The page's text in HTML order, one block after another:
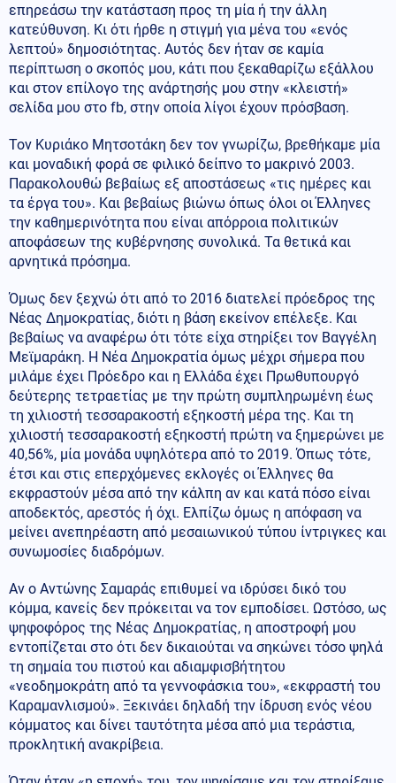
επηρεάσω την κατάσταση προς τη μία ή την άλλη
κατεύθυνση. Κι ότι ήρθε η στιγμή για μένα του «ενός
λεπτού» δημοσιότητας. Αυτός δεν ήταν σε καμία
περίπτωση ο σκοπός μου, κάτι που ξεκαθαρίζω εξάλλου
και στον επίλογο της ανάρτησής μου στην «κλειστή»
σελίδα μου στο fb, στην οποία λίγοι έχουν πρόσβαση.
Τον Κυριάκο Μητσοτάκη δεν τον γνωρίζω, βρεθήκαμε μία
και μοναδική φορά σε φιλικό δείπνο το μακρινό 2003.
Παρακολουθώ βεβαίως εξ αποστάσεως «τις ημέρες και
τα έργα του». Και βεβαίως βιώνω όπως όλοι οι Έλληνες
την καθημερινότητα που είναι απόρροια πολιτικών
αποφάσεων της κυβέρνησης συνολικά. Τα θετικά και
αρνητικά πρόσημα.
Όμως δεν ξεχνώ ότι από το 2016 διατελεί πρόεδρος της
Νέας Δημοκρατίας, διότι η βάση εκείνον επέλεξε. Και
βεβαίως να αναφέρω ότι τότε είχα στηρίξει τον Βαγγέλη
Μεϊμαράκη. Η Νέα Δημοκρατία όμως μέχρι σήμερα που
μιλάμε έχει Πρόεδρο και η Ελλάδα έχει Πρωθυπουργό
δεύτερης τετραετίας με την πρώτη συμπληρωμένη έως
τη χιλιοστή τεσσαρακοστή εξηκοστή μέρα της. Και τη
χιλιοστή τεσσαρακοστή εξηκοστή πρώτη να ξημερώνει με
40,56%, μία μονάδα υψηλότερα από το 2019. Όπως τότε,
έτσι και στις επερχόμενες εκλογές οι Έλληνες θα
εκφραστούν μέσα από την κάλπη αν και κατά πόσο είναι
αποδεκτός, αρεστός ή όχι. Ελπίζω όμως η απόφαση να
μείνει ανεπηρέαστη από μεσαιωνικού τύπου ίντριγκες και
συνωμοσίες διαδρόμων.
Αν ο Αντώνης Σαμαράς επιθυμεί να ιδρύσει δικό του
κόμμα, κανείς δεν πρόκειται να τον εμποδίσει. Ωστόσο, ως
ψηφοφόρος της Νέας Δημοκρατίας, η αποστροφή μου
εντοπίζεται στο ότι δεν δικαιούται να σηκώνει τόσο ψηλά
τη σημαία του πιστού και αδιαμφισβήτητου
«νεοδημοκράτη από τα γεννοφάσκια του», «εκφραστή του
Καραμανλισμού». Ξεκινάει δηλαδή την ίδρυση ενός νέου
κόμματος και δίνει ταυτότητα μέσα από μια τεράστια,
προκλητική ανακρίβεια.